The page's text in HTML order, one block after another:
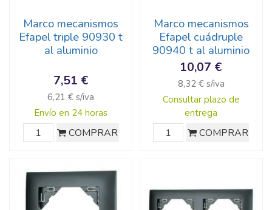
Marco mecanismos
Efapel triple 90930 t
al aluminio
7,51 €
6,21 € s/iva
Envío en 24 horas
COMPRAR
Marco mecanismos
Efapel cuádruple
90940 t al aluminio
10,07 €
8,32 € s/iva
Consultar plazo de
entrega
COMPRAR